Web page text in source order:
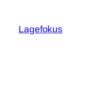
content
Lagefokus